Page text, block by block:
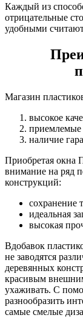
Каждый из
отрицательные
удобными
Магазин
высокое
наличие
Приобретая окна
внимание на ряд
конструкций:
сохранение
идеальная
высокая
Вдобавок
не заводятся
деревянных
красивым
ухаживать. С
разнообразить
самые смелые